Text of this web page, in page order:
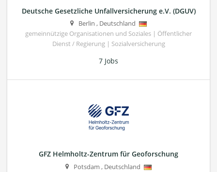
Deutsche Gesetzliche Unfallversicherung e.V. (DGUV)
Berlin , Deutschland
gemeinnützige Organisationen und Soziales | Öffentlicher
Dienst / Regierung | Sozialversicherung
7 Jobs
GFZ Helmholtz-Zentrum für Geoforschung
Potsdam , Deutschland